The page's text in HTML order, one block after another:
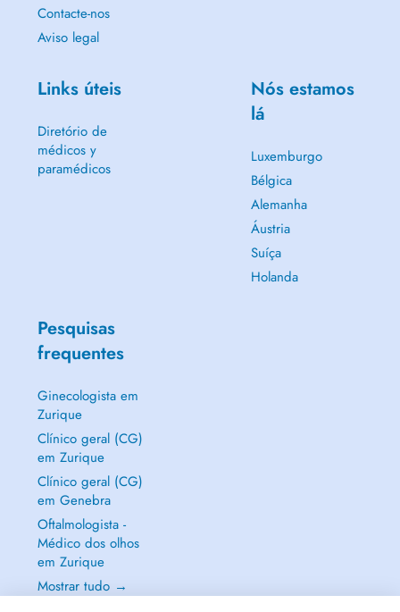
Contacte-nos
Aviso legal
Links úteis
Diretório de
médicos y
paramédicos
Nós estamos
lá
Luxemburgo
Bélgica
Alemanha
Áustria
Suíça
Holanda
Pesquisas
frequentes
Ginecologista em
Zurique
Clínico geral (CG)
em Zurique
Clínico geral (CG)
em Genebra
Oftalmologista -
Médico dos olhos
em Zurique
Mostrar tudo →